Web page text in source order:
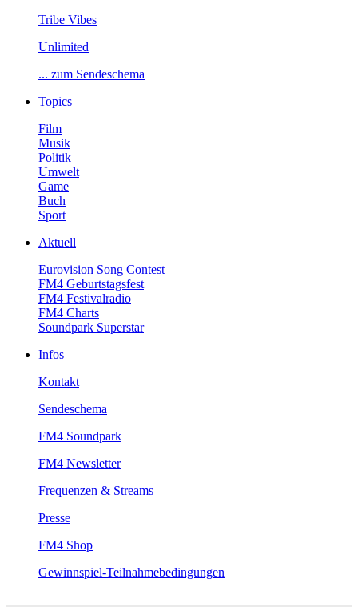
TribeVibes
Unlimited
...zumSendeschema
Topics
Film
Musik
Politik
Umwelt
Game
Buch
Sport
Aktuell
EurovisionSongContest
FM4Geburtstagsfest
FM4Festivalradio
FM4Charts
SoundparkSuperstar
Infos
Kontakt
Sendeschema
FM4Soundpark
FM4Newsletter
Frequenzen&Streams
Presse
FM4Shop
Gewinnspiel-Teilnahmebedingungen